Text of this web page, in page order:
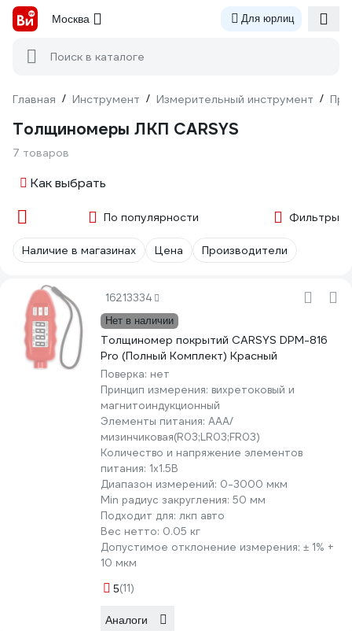
Москва Для юрлиц
Поиск в каталоге
Главная / Инструмент / Измерительный инструмент /
Толщиномеры ЛКП CARSYS
7 товаров
Как выбрать
По популярности Фильтры
Наличие в магазинах Цена Производители
16213334
Нет в наличии
Толщиномер покрытий CARSYS DPM-816
Pro (Полный Комплект) Красный
Поверка: нет
Принцип измерения: вихретоковый и
магнитоиндукционный
Элементы питания: AAA/
мизинчиковая(R03;LR03;FR03)
Количество и напряжение элементов
питания: 1х1.5B
Диапазон измерений: 0-3000 мкм
Min радиус закругления: 50 мм
Подходит для: лкп авто
Вес нетто: 0.05 кг
Допустимое отклонение измерения: ± 1% +
10 мкм
5(11)
Аналоги